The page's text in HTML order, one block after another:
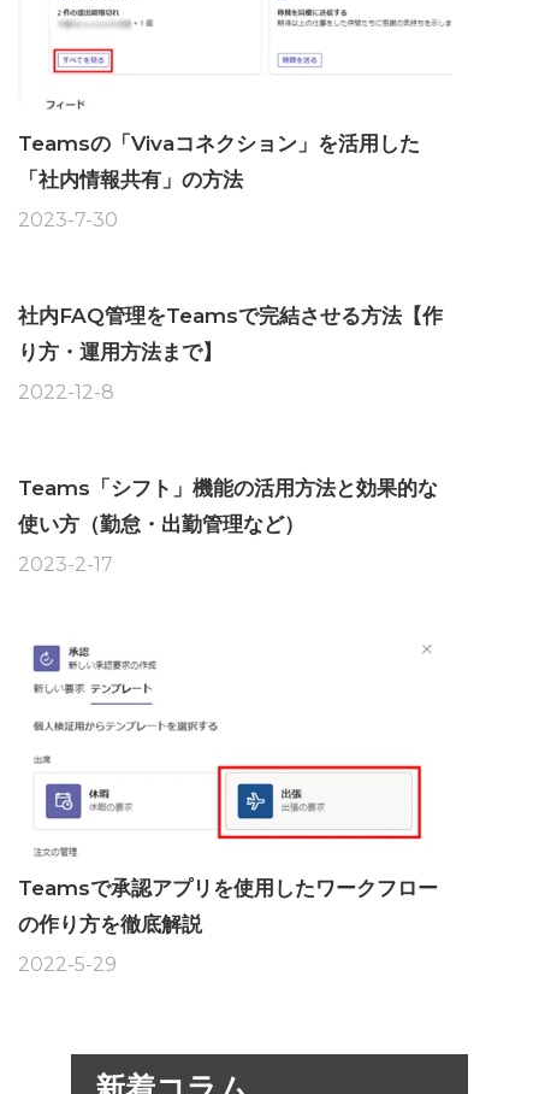
Teamsの「Vivaコネクション」を活用した
「社内情報共有」の方法
2023-7-30
社内FAQ管理をTeamsで完結させる方法【作
り方・運用方法まで】
2022-12-8
Teams「シフト」機能の活用方法と効果的な
使い方（勤怠・出勤管理など）
2023-2-17
Teamsで承認アプリを使用したワークフロー
の作り方を徹底解説
2022-5-29